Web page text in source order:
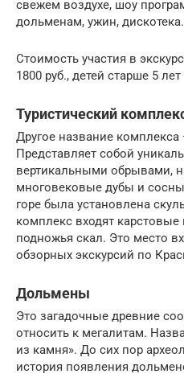
свежем воздухе, шоу
дольменам, ужин, дискотека.
Стоимость участия в
1800 руб., детей старше 5
Туристический
Другое название
Представляет собой
вертикальными обрывами,
многовековые дубы и
горе была установлена
комплекс входят
подножья скал. Это место
обзорных экскурсий по
Дольмены
Это загадочные древние
относить к мегалитам.
из камня». До сих пор
история появления